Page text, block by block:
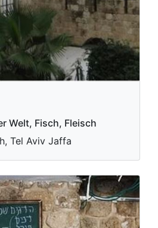
Welt, Fisch, Fleisch
Tel Aviv Jaffa